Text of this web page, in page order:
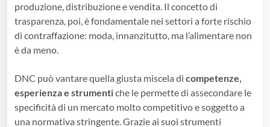
produzione, distribuzione e vendita. Il concetto di
trasparenza, poi, è fondamentale nei settori a forte rischio
di contraffazione: moda, innanzitutto, ma l’alimentare non
è da meno.
DNC può vantare quella giusta miscela di competenze,
esperienza e strumentiche le permette di assecondare le
specificità di un mercato molto competitivo e soggetto a
una normativa stringente. Grazie ai suoi strumenti